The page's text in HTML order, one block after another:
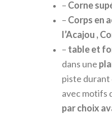
– Corne
– Corps en
l’Acajou ,
– tableet
dans une
piste durant
avec motifs
par choix